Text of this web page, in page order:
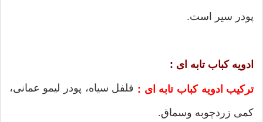
پودر سیر است.
ادویه کباب تابه ای :
ترکیب ادویه کباب تابه ای : فلفل سیاه، پودر لیمو عمانی،
کمی زردچوبه وسماق.